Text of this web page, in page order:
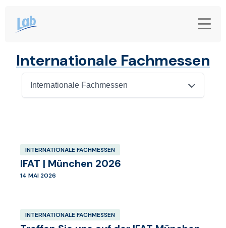
Internationale Fachmessen
Internationale Fachmessen
INTERNATIONALE FACHMESSEN
IFAT | München 2026
14 MAI 2026
INTERNATIONALE FACHMESSEN